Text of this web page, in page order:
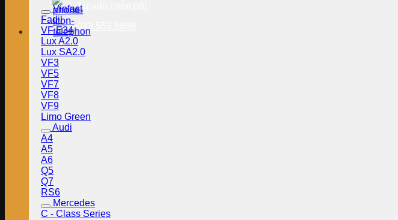
Tư vấn miễn phí
Vinfast
Fadil
VF E34
Lux A2.0
Lux SA2.0
VF3
VF5
VF7
VF8
VF9
Limo Green
Audi
A4
A5
A6
Q5
Q7
RS6
Mercedes
C - Class Series